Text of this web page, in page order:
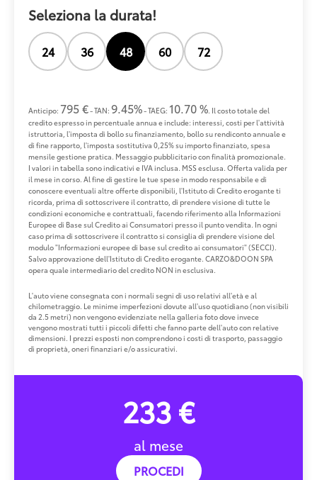
Seleziona la durata!
24 36 48 60 72
Anticipo: 795 €- TAN: 9.45%- TAEG: 10.70 %. Il costo totale del
credito espresso in percentuale annua e include: interessi, costi per l'attività
istruttoria, l'imposta di bollo su finanziamento, bollo su rendiconto annuale e
di fine rapporto, l'imposta sostitutiva 0,25% su importo finanziato, spesa
mensile gestione pratica. Messaggio pubblicitario con finalità promozionale.
I valori in tabella sono indicativi e IVA inclusa. MSS esclusa. Offerta valida per
il mese in corso. Al fine di gestire le tue spese in modo responsabile e di
conoscere eventuali altre offerte disponibili, l'Istituto di Credito erogante ti
ricorda, prima di sottoscrivere il contratto, di prendere visione di tutte le
condizioni economiche e contrattuali, facendo riferimento alla Informazioni
Europee di Base sul Credito ai Consumatori presso il punto vendita. In ogni
caso prima di sottoscrivere il contratto si consiglia di prendere visione del
modulo "Informazioni europee di base sul credito ai consumatori" (SECCI).
Salvo approvazione dell'Istituto di Credito erogante. CARZO&DOON SPA
opera quale intermediario del credito NON in esclusiva.
L'auto viene consegnata con i normali segni di uso relativi all'età e al
chilometraggio. Le minime imperfezioni dovute all'uso quotidiano (non visibili
da 2.5 metri) non vengono evidenziate nella galleria foto dove invece
vengono mostrati tutti i piccoli difetti che fanno parte dell'auto con relative
dimensioni. I prezzi esposti non comprendono i costi di trasporto, passaggio
di proprietà, oneri finanziari e/o assicurativi.
233 €
al mese
PROCEDI